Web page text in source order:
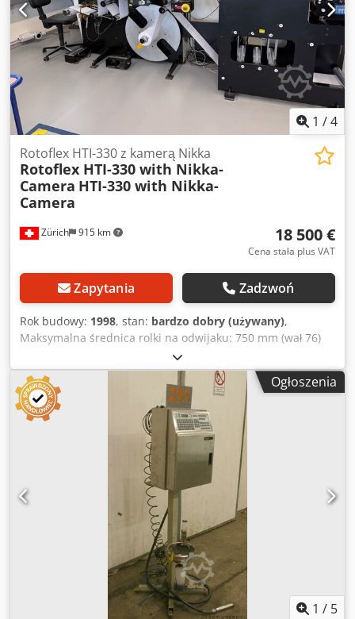
1 /4
Zürich 915 km
Rotoflex HTI-330 z kamerą Nikka
Rotoflex HTI-330 with Nikka-
Camera HTI-330 with Nikka-
Camera
18 500 €
Cena stała plus VAT
Zapytania Zadzwoń
Rok budowy: 1998, stan: bardzo dobry (używany),
Maksymalna średnica rolki na odwijaku: 750 mm (wał 76)
Maksymalna średnica rolki na nawijaku: 320 mm
Maksymalna szerokość materiału: 270 mm Opis: Odwijak,
stół do łączenia materiału, 2 systemy prowadzenia
materiału, moduł tnący, nawijak, liczniki (metry), kamera
Nikka Codozn Ayyspfx Al Djha Kamera Producent: Nikka
Research Deutschland GmbH Typ: ALIS C2 Data: 2005 Opis:
Od 13 maja 2026 roku kamera działa jedynie sporadycznie
(przestarzały sprzęt). Chociaż można ją naprawić, szanse
na sukces są niewielkie; producent zaleca zainstalowanie
nowego systemu kamer. Akcesoria: 1 wał nawijający 76 mm
1 wał nawijający 40 mm 1 wał nawijający 50 mm 1 wał
nawijający 100 mm 10 ostrzy do golenia
Ogłoszenia
1 / 5